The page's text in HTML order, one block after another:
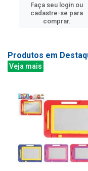
Faça seu login ou
cadastre-se para
comprar.
Produtos em
Veja mais